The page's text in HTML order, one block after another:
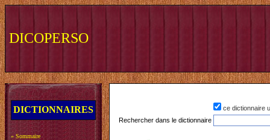
DICOPERSO
DICTIONNAIRES
» Sommaire
ce dictionnaire
Rechercher dans le dictionnaire